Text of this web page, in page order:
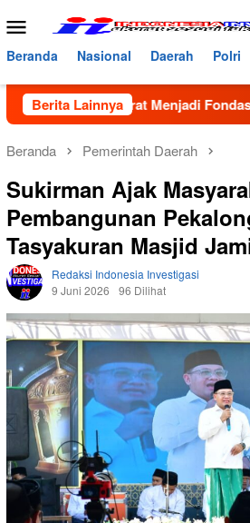
ke
konten
Menu
Mobile
Beranda Nasional Daerah Polri
Berita Lainnya
Akurat Menjadi Fondasi Gerakan
Beranda Pemerintah Daerah
Sukirman Ajak
Pembangunan
Tasyakuran Masjid
Redaksi Indonesia Investigasi
9 Juni 2026
96 Dilihat